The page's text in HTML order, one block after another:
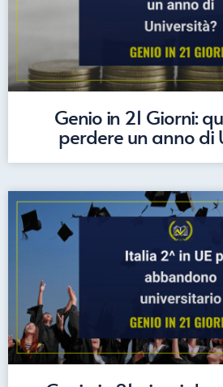
Genio in 21 Giorni:
perdere un anno di